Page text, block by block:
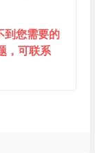
到您需要的
，可联系